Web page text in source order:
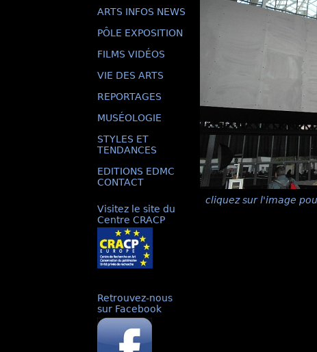
ARTS INFOS NEWS
PÔLE EXPOSITION
FILMS VIDÉOS
VIE DES ARTS
REPORTAGES
MUSÉOLOGIE
STYLES ET
TENDANCES
EDITIONS EDMC
CONTACT
Visitez le site du
Centre CRACP
Retrouvez-nous
sur Facebook
cliquez sur l'image